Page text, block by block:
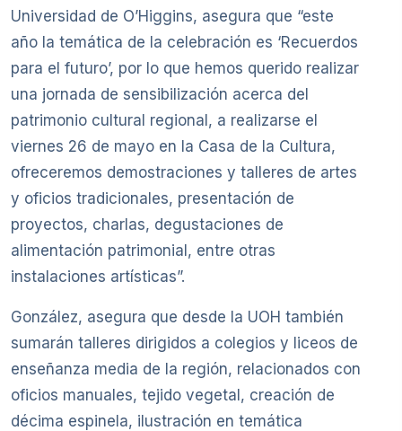
Universidad de O’Higgins, asegura que “este
año la temática de la celebración es ‘Recuerdos
para el futuro’, por lo que hemos querido realizar
una jornada de sensibilización acerca del
patrimonio cultural regional, a realizarse el
viernes 26 de mayo en la Casa de la Cultura,
ofreceremos demostraciones y talleres de artes
y oficios tradicionales, presentación de
proyectos, charlas, degustaciones de
alimentación patrimonial, entre otras
instalaciones artísticas”.
González, asegura que desde la UOH también
sumarán talleres dirigidos a colegios y liceos de
enseñanza media de la región, relacionados con
oficios manuales, tejido vegetal, creación de
décima espinela, ilustración en temática